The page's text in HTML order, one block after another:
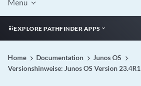
Menu
EXPLORE PATHFINDER APPS
Home Documentation
Junos OS
Versionshinweise: Junos OS Version 23.4R1